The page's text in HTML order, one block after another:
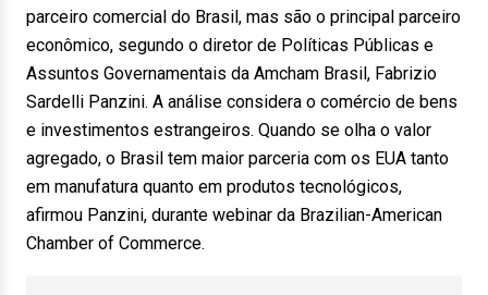
parceiro comercial do Brasil, mas são o principal parceiro
econômico, segundo o diretor de Políticas Públicas e
Assuntos Governamentais da Amcham Brasil, Fabrizio
Sardelli Panzini. A análise considera o comércio de bens
e investimentos estrangeiros. Quando se olha o valor
agregado, o Brasil tem maior parceria com os EUA tanto
em manufatura quanto em produtos tecnológicos,
afirmou Panzini, durante webinar da Brazilian-American
Chamber of Commerce.